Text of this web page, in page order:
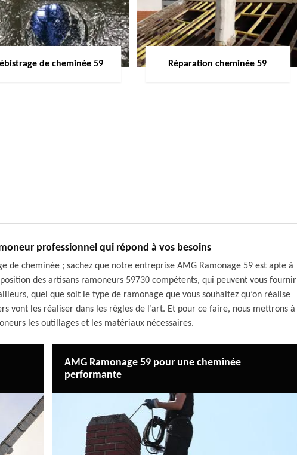
de cheminée 59 Réparation cheminée 59
professionnel qui répond à vos besoins
de cheminée ; sachez que notre entreprise AMG Ramonage 59 est apte à
des artisans ramoneurs 59730 compétents, qui peuvent vous fournir
quel que soit le type de ramonage que vous souhaitez qu’on réalise
vont les réaliser dans les règles de l’art. Et pour ce faire, nous mettrons à
les outillages et les matériaux nécessaires.
AMG Ramonage 59 pour une cheminée
performante